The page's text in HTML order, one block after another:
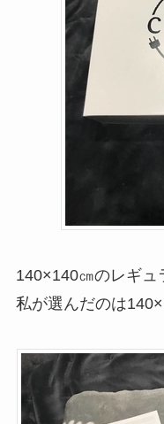
140×140㎝のレギュ
私が選んだのは